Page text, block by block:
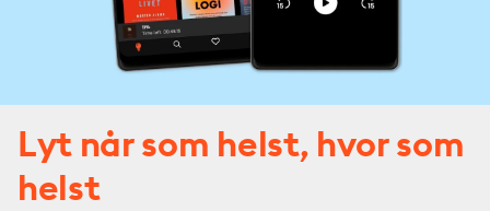
Lyt når som helst, hvor som
helst